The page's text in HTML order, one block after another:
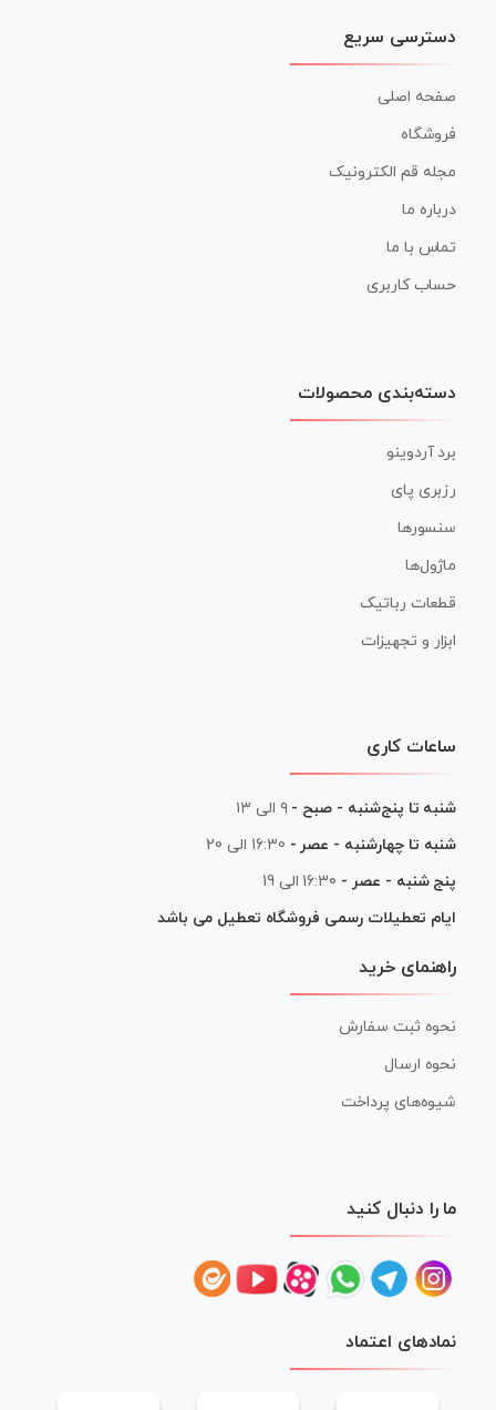
دسترسی سریع
صفحه اصلی
فروشگاه
مجله قم الکترونیک
درباره ما
تماس با ما
حساب کاربری
دسته‌بندی محصولات
برد آردوینو
رزبری پای
سنسورها
ماژول‌ها
قطعات رباتیک
ابزار و تجهیزات
ساعات کاری
شنبه تا پنج‌شنبه - صبح - ۹ الی ۱۳
شنبه تا چهارشنبه - عصر - 16:30 الی 20
پنج شنبه - عصر - 16:30 الی 19
ایام تعطیلات رسمی فروشگاه تعطیل می باشد
راهنمای خرید
نحوه ثبت سفارش
نحوه ارسال
شیوه‌های پرداخت
ما را دنبال کنید
نمادهای اعتماد